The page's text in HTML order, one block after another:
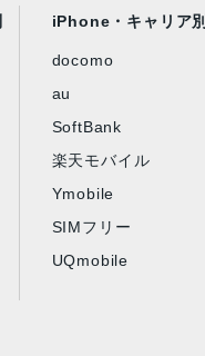
iPhone・キャリア別
docomo
au
SoftBank
楽天モバイル
Ymobile
SIMフリー
UQmobile